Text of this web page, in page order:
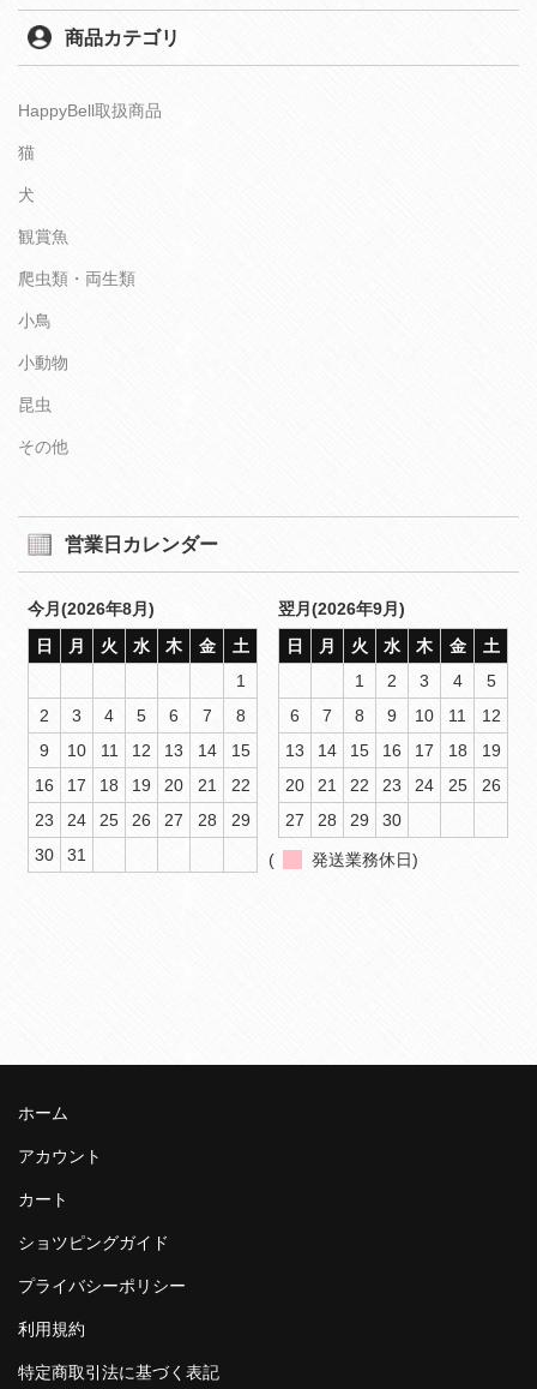
商品カテゴリ
HappyBell取扱商品
猫
犬
観賞魚
爬虫類・両生類
小鳥
小動物
昆虫
その他
営業日カレンダー
今月(2026年8月)
日
月 火 水 木 金
土
1
2
3 4 5 6 7
8
9
10 11 12 13 14
15
16
17 18 19 20 21
22
23
24 25 26 27 28
29
30
31
翌月(2026年9月)
日
月 火 水 木 金
土
1
2 3 4
5
6
7 8 9 10 11
12
13
14 15 16 17 18
19
20
21 22 23 24 25
26
27
28 29 30
( 発送業務休日)
ホーム
アカウント
カート
ショツピングガイド
プライバシーポリシー
利用規約
特定商取引法に基づく表記